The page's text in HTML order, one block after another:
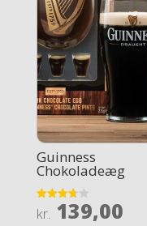
Guinness
Chokoladeæg
Rated
3.7
kr. 139,00